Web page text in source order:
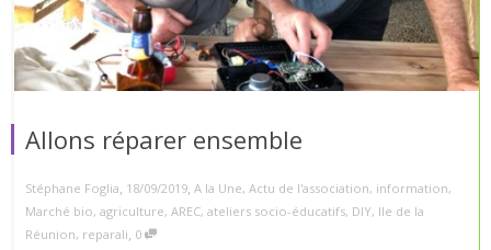
Allons réparer ensemble
Stéphane Foglia, 18/09/2019, A la Une, Actu de l'association, information,
Marché bio, agriculture, AREC, ateliers socio-éducatifs, DIY, Ile de la
Réunion, reparali, 0